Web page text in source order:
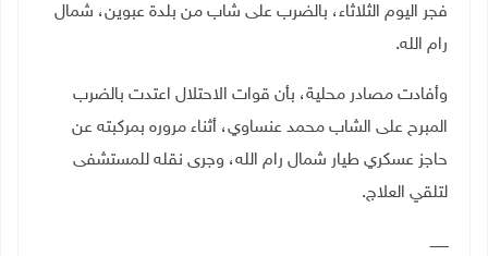
فجر اليوم الثلاثاء، بالضرب على شاب من بلدة عبوين، شمال
رام الله.
وأفادت مصادر محلية، بأن قوات الاحتلال اعتدت بالضرب
المبرح على الشاب محمد عنساوي، أثناء مروره بمركبته عن
حاجز عسكري طيار شمال رام الله، وجرى نقله للمستشفى
لتلقي العلاج.
ــــــــ